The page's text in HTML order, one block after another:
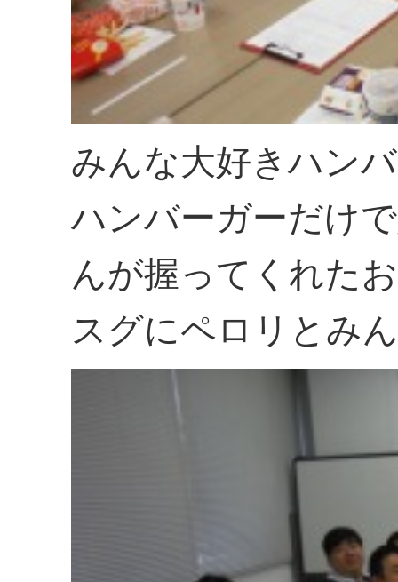
みんな大好きハン
ハンバーガーだけ
んが握ってくれた
スグにペロリとみ